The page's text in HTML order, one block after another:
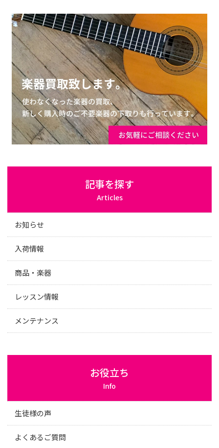
記事を探す
Articles
お知らせ
入荷情報
商品・楽器
レッスン情報
メンテナンス
お役立ち
Info
生徒様の声
よくあるご質問